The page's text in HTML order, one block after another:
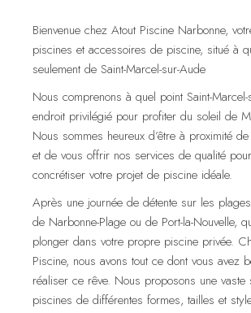
Bienvenue chez Atout Piscine Narbonne,
piscines et accessoires de piscine, situé à
seulement de Saint-Marcel-sur-Aude
Nous comprenons à quel point Saint-
endroit privilégié pour profiter du soleil de
Nous sommes heureux d’être à proximité
et de vous offrir nos services de qualité
concrétiser votre projet de piscine idéale.
Après une journée de détente sur les
de Narbonne-Plage ou de Port-la-Nouvelle,
plonger dans votre propre piscine privée.
Piscine, nous avons tout ce dont vous avez
réaliser ce rêve. Nous proposons une vaste
piscines de différentes formes, tailles et